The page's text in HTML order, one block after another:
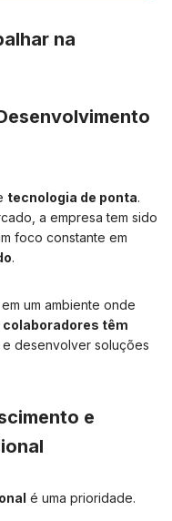
na
tecnologia de ponta.
a empresa tem sido
foco constante em
.
um ambiente onde
colaboradores têm
desenvolver soluções
e
é uma prioridade.